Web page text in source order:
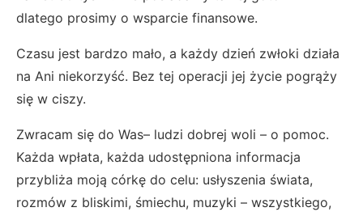
dlatego prosimy o wsparcie finansowe.
Czasu jest bardzo mało, a każdy dzień zwłoki działa
na Ani niekorzyść. Bez tej operacji jej życie pogrąży
się w ciszy.
Zwracam się do Was– ludzi dobrej woli – o pomoc.
Każda wpłata, każda udostępniona informacja
przybliża moją córkę do celu: usłyszenia świata,
rozmów z bliskimi, śmiechu, muzyki – wszystkiego,